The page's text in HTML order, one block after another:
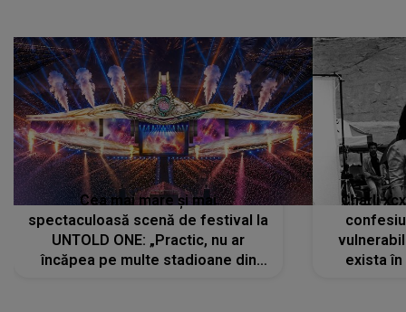
Cea mai mare și mai
spectaculoasă scenă de festival la
UNTOLD ONE: „Practic, nu ar
încăpea pe multe stadioane din
Charli
exista